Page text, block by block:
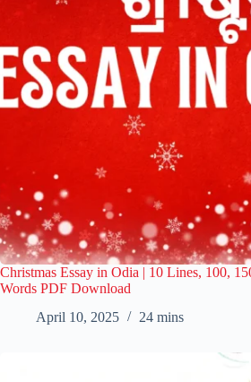
Christmas Essay in Odia | 10 Lines, 100,
Words PDF Download
April 10, 2025
24 mins